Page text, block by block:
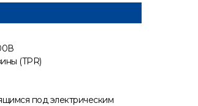
(TPR)
под электрическим